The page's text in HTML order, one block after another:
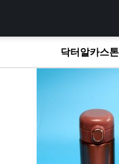
닥터알카스